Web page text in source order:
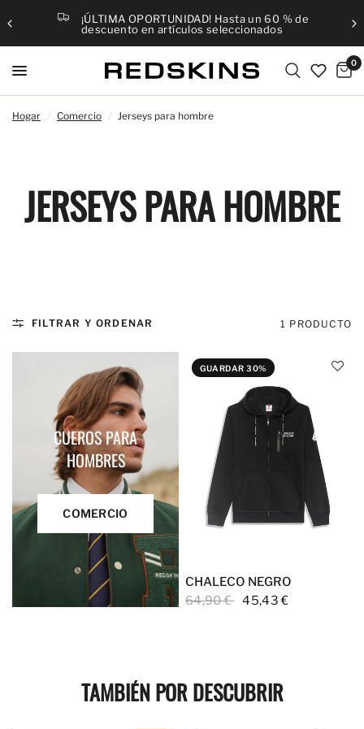
¡ÚLTIMA OPORTUNIDAD! Hasta un 60 % de
descuento en artículos seleccionados
0
Hogar / Comercio / Jerseys para hombre
JERSEYS PARA HOMBRE
FILTRAR Y ORDENAR 1 PRODUCTO
CUEROS PARA
HOMBRES
COMERCIO
GUARDAR 30%
CHALECO NEGRO
64,90 € 45,43 €
TAMBIÉN POR DESCUBRIR